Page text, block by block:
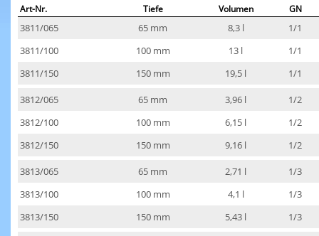
Art-Nr. Tiefe Volumen GN
3811/065 65 mm 8,3 l
1/1
3811/100
100 mm 13 l
1/1
3811/150
150 mm 19,5 l 1/1
3812/065 65 mm 3,96 l
1/2
3812/100
100 mm 6,15 l
1/2
3812/150
150 mm 9,16 l 1/2
3813/065 65 mm 2,71 l
1/3
3813/100
100 mm 4,1 l
1/3
3813/150
150 mm 5,43 l 1/3